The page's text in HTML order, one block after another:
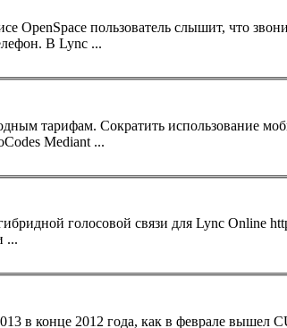
OpenSpace пользователь слышит, что
. В Lync...
Mediant ...
голосовой связи для LyncOnline
...
в конце 2012 года, как в феврале вышел